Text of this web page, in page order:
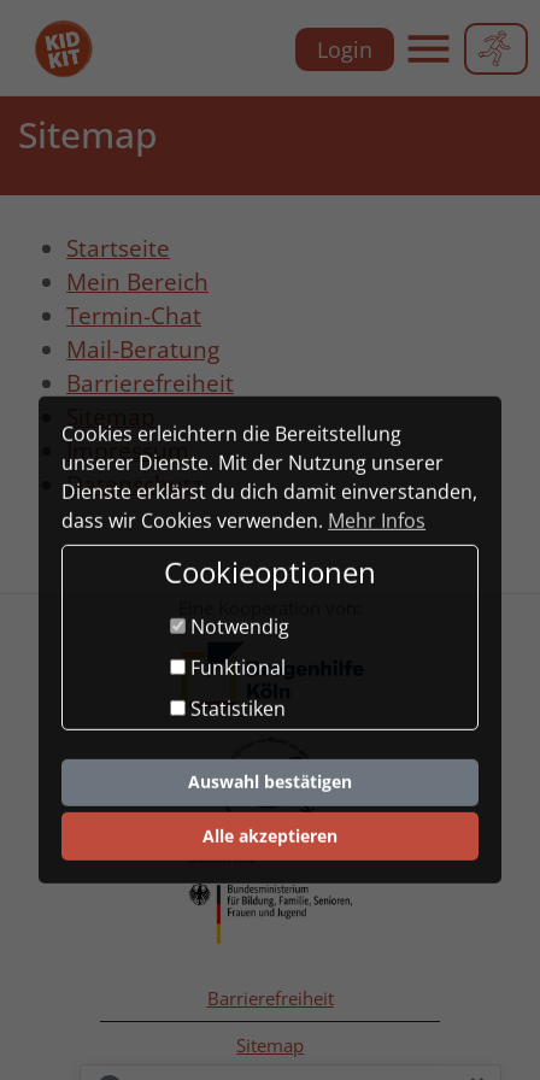
Cookies erleichtern die Bereitstellung
unserer Dienste. Mit der Nutzung unserer
Dienste erklärst du dich damit einverstanden,
dass wir Cookies verwenden. Mehr Infos
Cookieoptionen
Notwendig
Funktional
Statistiken
Auswahl bestätigen
Alle akzeptieren
der
Hauptnavigation
der
Webseite
dem
Inhalt
der
Webseite
der
Meta-
Navigation
der
Webseite
dem
Footer
der
Webseite
Login
Sitemap
Startseite
Mein Bereich
Termin-Chat
Mail-Beratung
Barrierefreiheit
Sitemap
Impressum
Datenschutz
Barrierefreiheit
Sitemap